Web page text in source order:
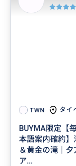
TWN タイ
BUYMA限定【
本語案内確約
＆黄金の滝│夕
ア...